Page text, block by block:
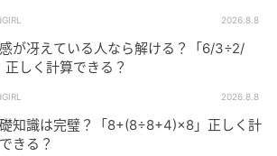
2026.8.8
が冴えている人なら解ける？「6/3÷2/
正しく計算できる？
2026.8.8
知識は完璧？「8+(8÷8+4)×8」正しく計
きる？